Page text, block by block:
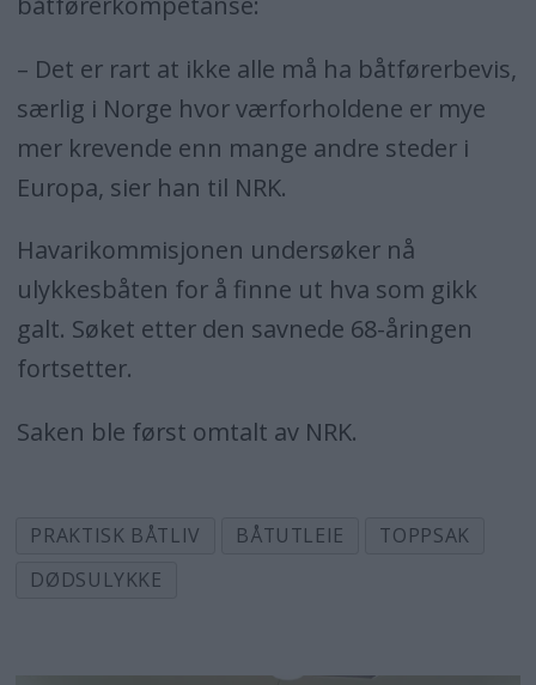
– Det er rart at ikke alle må ha båtførerbevis,
særlig i Norge hvor værforholdene er mye
mer krevende enn mange andre steder i
Europa, sier han til NRK.
Havarikommisjonen undersøker nå
ulykkesbåten for å finne ut hva som gikk
galt. Søket etter den savnede 68-åringen
fortsetter.
Saken ble først omtalt av NRK.
PRAKTISK BÅTLIV BÅTUTLEIE
TOPPSAK
DØDSULYKKE